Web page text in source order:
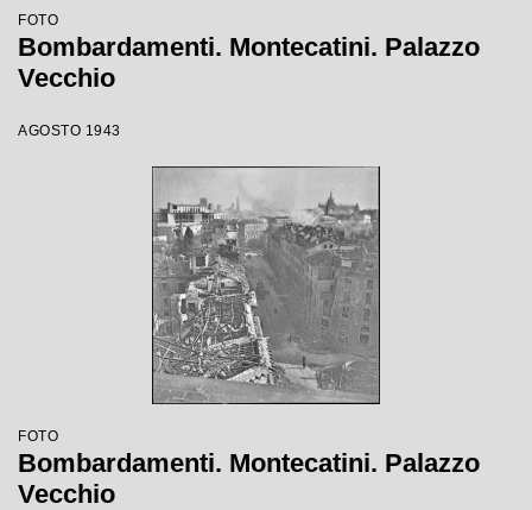
FOTO
Bombardamenti. Montecatini. Palazzo
Vecchio
AGOSTO 1943
FOTO
Bombardamenti. Montecatini. Palazzo
Vecchio